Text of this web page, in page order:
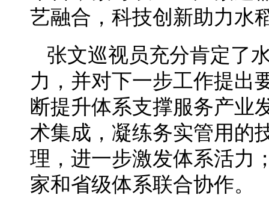
艺融合，科技创新助力水
张文巡视员充分肯定了
力，并对下一步工作提出
断提升体系支撑服务产业
术集成，凝练务实管用的
理，进一步激发体系活力
家和省级体系联合协作。